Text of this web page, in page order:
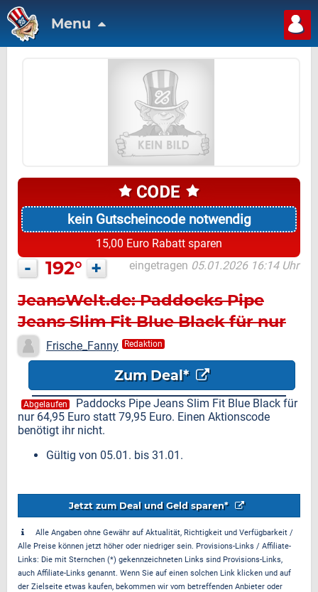
Menu
kein Gutscheincode notwendig
15,00 Euro Rabatt sparen
- 192° + eingetragen 05.01.2026 16:14 Uhr
JeansWelt.de: Paddocks Pipe
Jeans Slim Fit Blue Black für nur
64,95 Euro
Frische_Fanny Redaktion
Zum Deal*
Abgelaufen
Paddocks Pipe Jeans Slim Fit Blue Black für
nur 64,95 Euro statt 79,95 Euro. Einen Aktionscode
benötigt ihr nicht.
Gültig von 05.01. bis 31.01.
Jetzt zum Deal und Geld sparen*
Alle Angaben ohne Gewähr auf Aktualität, Richtigkeit und Verfügbarkeit /
Alle Preise können jetzt höher oder niedriger sein. Provisions-Links / Affiliate-
Links: Die mit Sternchen (*) gekennzeichneten Links sind Provisions-Links,
auch Affiliate-Links genannt. Wenn Sie auf einen solchen Link klicken und auf
der Zielseite etwas kaufen, bekommen wir vom betreffenden Anbieter oder